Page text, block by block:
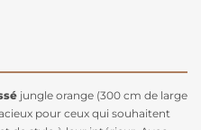
jungle orange (300 cm de large
pour ceux qui souhaitent